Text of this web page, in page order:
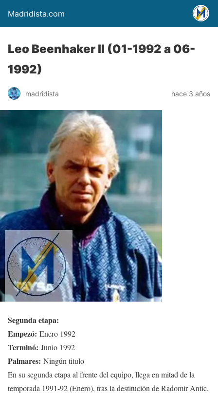
Madridista.com
Leo Beenhaker II (01-1992 a 06-
1992)
madridista hace 3 años
Segunda etapa:
Empezó: Enero 1992
Terminó: Junio 1992
Palmares: Ningún titulo
En su segunda etapa al frente del equipo, llega en mitad de la
temporada 1991-92 (Enero), tras la destitución de Radomir Antic.